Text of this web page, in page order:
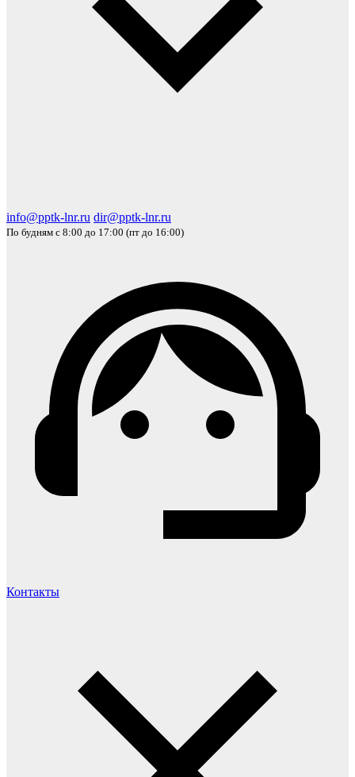
info@pptk-lnr.ru dir@pptk-lnr.ru
По будням с 8:00 до 17:00 (пт до 16:00)
Контакты